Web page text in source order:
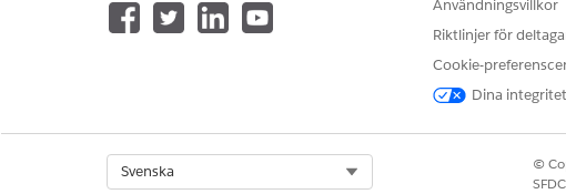
Användningsvillkor
Riktlinjer för
Cookie-
Dina
Svenska
©